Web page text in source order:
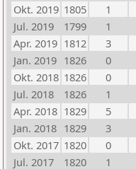
Okt. 2019 1805 1
Jul. 2019
1799 1
Apr. 2019 1812 3
Jan. 2019 1826 0
Okt. 2018 1826 0
Jul. 2018
1826 1
Apr. 2018 1829 5
Jan. 2018 1829 3
Okt. 2017 1820 0
Jul. 2017
1820 1